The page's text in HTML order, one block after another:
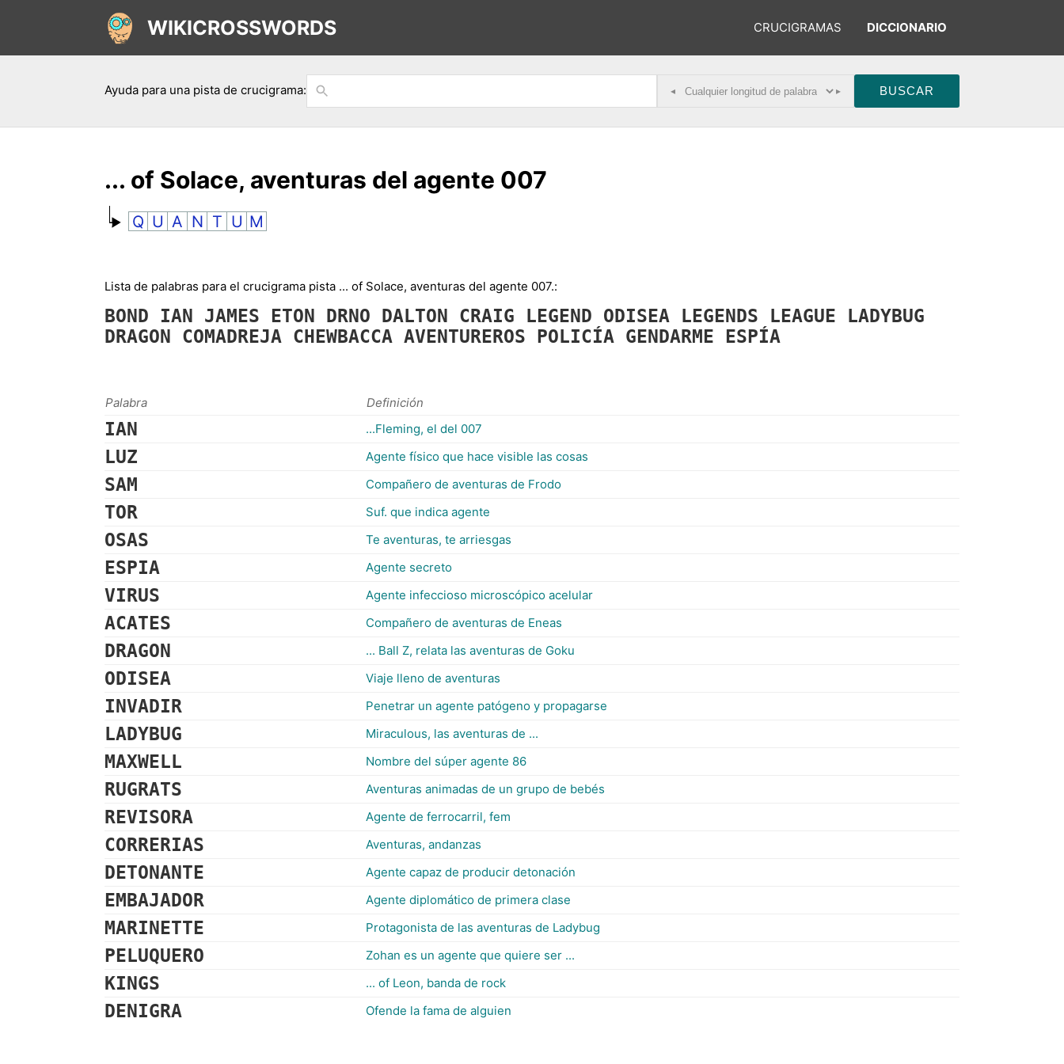
WIKICROSSWORDS CRUCIGRAMAS DICCIONARIO
Ayuda para una pista de crucigrama: ◂ ▸
... of Solace, aventuras del agente 007
Q U A N T U M
Lista de palabras para el crucigrama pista ... of Solace, aventuras del agente 007.:
BOND IAN JAMES ETON DRNO DALTON CRAIG LEGEND ODISEA LEGENDS LEAGUE LADYBUG
DRAGON COMADREJA CHEWBACCA AVENTUREROS POLICÍA GENDARME ESPÍA
Palabra Definición
IAN ...Fleming, el del 007
LUZ Agente físico que hace visible las cosas
SAM Compañero de aventuras de Frodo
TOR Suf. que indica agente
OSAS Te aventuras, te arriesgas
ESPIA Agente secreto
VIRUS Agente infeccioso microscópico acelular
ACATES Compañero de aventuras de Eneas
DRAGON ... Ball Z, relata las aventuras de Goku
ODISEA Viaje lleno de aventuras
INVADIR Penetrar un agente patógeno y propagarse
LADYBUG Miraculous, las aventuras de ...
MAXWELL Nombre del súper agente 86
RUGRATS Aventuras animadas de un grupo de bebés
REVISORA Agente de ferrocarril, fem
CORRERIAS Aventuras, andanzas
DETONANTE Agente capaz de producir detonación
EMBAJADOR Agente diplomático de primera clase
MARINETTE Protagonista de las aventuras de Ladybug
PELUQUERO Zohan es un agente que quiere ser ...
KINGS ... of Leon, banda de rock
DENIGRA Ofende la fama de alguien